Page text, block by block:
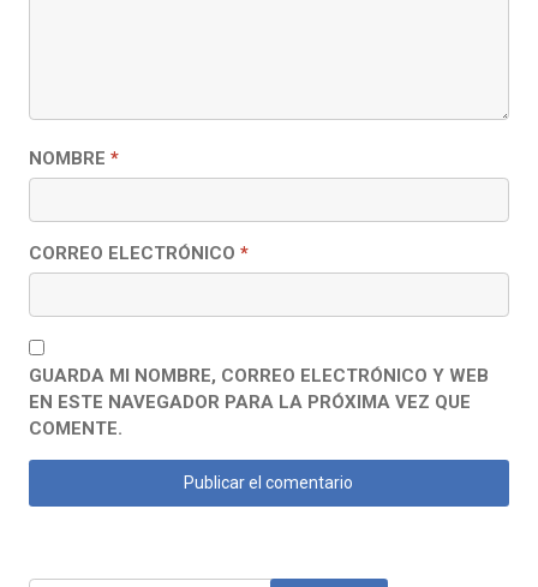
NOMBRE *
CORREO ELECTRÓNICO *
GUARDA MI NOMBRE, CORREO ELECTRÓNICO Y WEB
EN ESTE NAVEGADOR PARA LA PRÓXIMA VEZ QUE
COMENTE.